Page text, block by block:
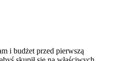
i budżet przed pierwszą